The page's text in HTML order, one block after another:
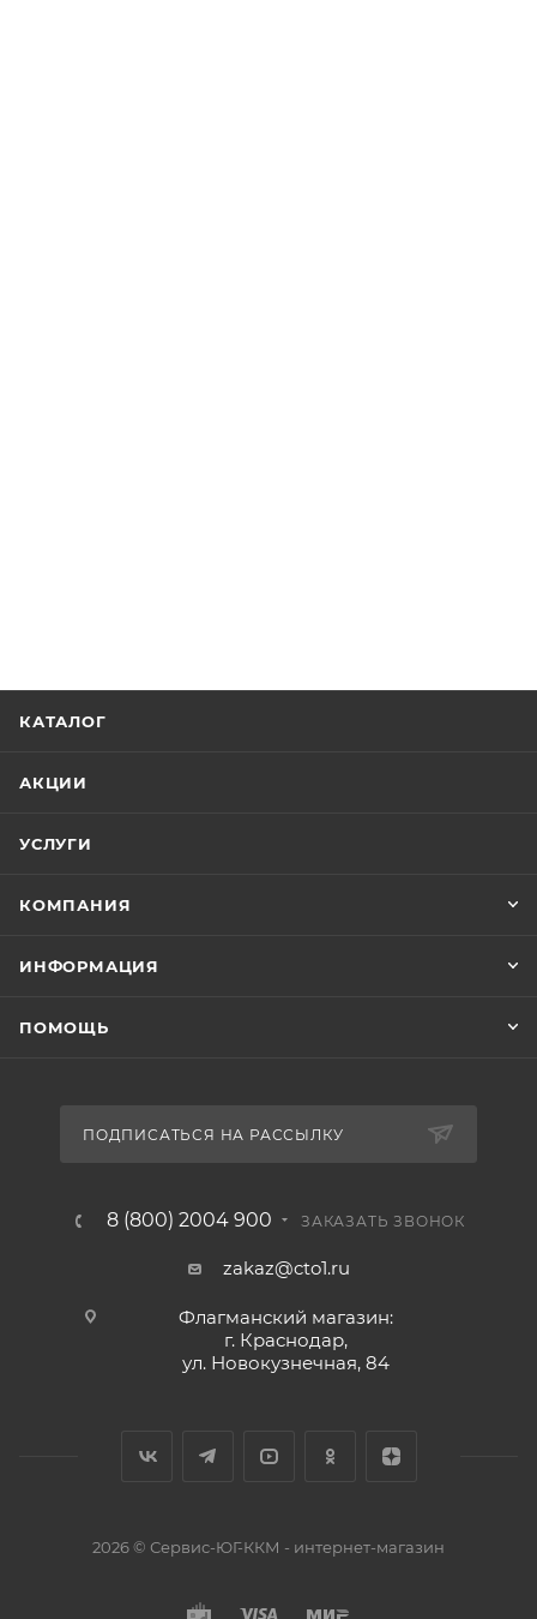
КАТАЛОГ
АКЦИИ
УСЛУГИ
КОМПАНИЯ
ИНФОРМАЦИЯ
ПОМОЩЬ
ПОДПИСАТЬСЯ НА РАССЫЛКУ
8 (800) 2004 900 ЗАКАЗАТЬ ЗВОНОК
zakaz@cto1.ru
Флагманский магазин:
г. Краснодар,
ул. Новокузнечная, 84
2026 © Сервис-ЮГ-ККМ - интернет-магазин